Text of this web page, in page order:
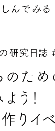
んでみる
のた
よう
りイ
研究日誌